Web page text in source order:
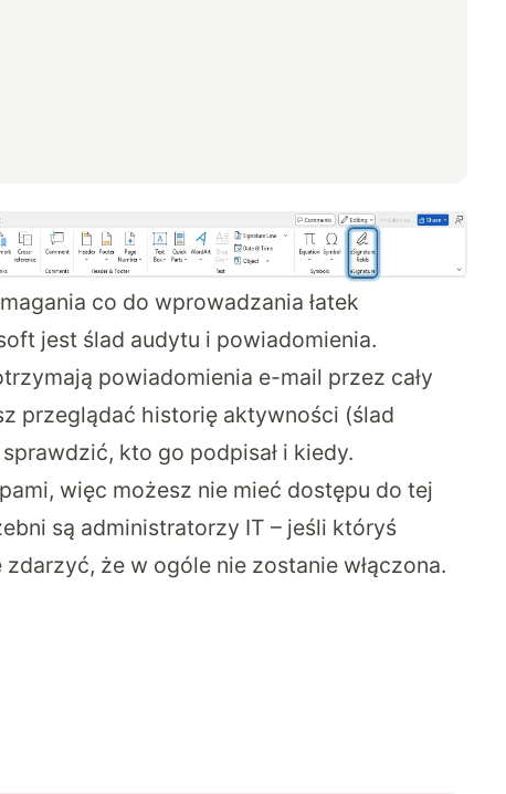
co do wprowadzania łatek
jest ślad audytu i powiadomienia.
powiadomienia e-mail przez cały
przeglądać historię aktywności (ślad
kto go podpisał i kiedy.
więc możesz nie mieć dostępu do tej
są administratorzy IT – jeśli któryś
że w ogóle nie zostanie włączona.